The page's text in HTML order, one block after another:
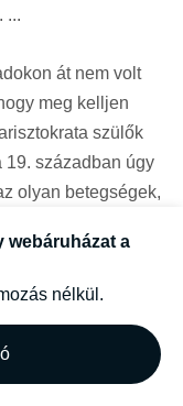
...
át nem volt
meg kelljen
szülők
19. században úgy
olyan betegségek,
tovább fognak
webáruházat a
nélkül.